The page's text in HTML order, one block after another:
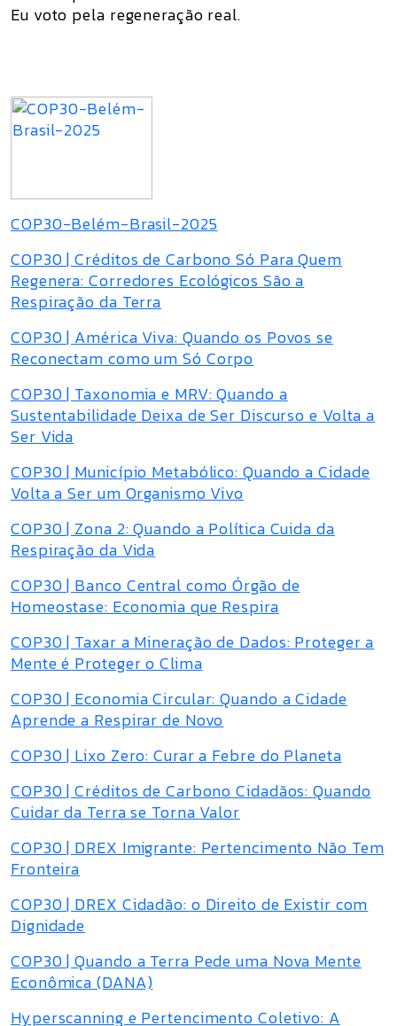
Eu voto pela regeneração real.
COP30-Belém-Brasil-2025
COP30 | Créditos de Carbono Só Para Quem
Regenera: Corredores Ecológicos São a
Respiração da Terra
COP30 | América Viva: Quando os Povos se
Reconectam como um Só Corpo
COP30 | Taxonomia e MRV: Quando a
Sustentabilidade Deixa de Ser Discurso e Volta a
Ser Vida
COP30 | Município Metabólico: Quando a Cidade
Volta a Ser um Organismo Vivo
COP30 | Zona 2: Quando a Política Cuida da
Respiração da Vida
COP30 | Banco Central como Órgão de
Homeostase: Economia que Respira
COP30 | Taxar a Mineração de Dados: Proteger a
Mente é Proteger o Clima
COP30 | Economia Circular: Quando a Cidade
Aprende a Respirar de Novo
COP30 | Lixo Zero: Curar a Febre do Planeta
COP30 | Créditos de Carbono Cidadãos: Quando
Cuidar da Terra se Torna Valor
COP30 | DREX Imigrante: Pertencimento Não Tem
Fronteira
COP30 | DREX Cidadão: o Direito de Existir com
Dignidade
COP30 | Quando a Terra Pede uma Nova Mente
Econômica (DANA)
Hyperscanning e Pertencimento Coletivo: A